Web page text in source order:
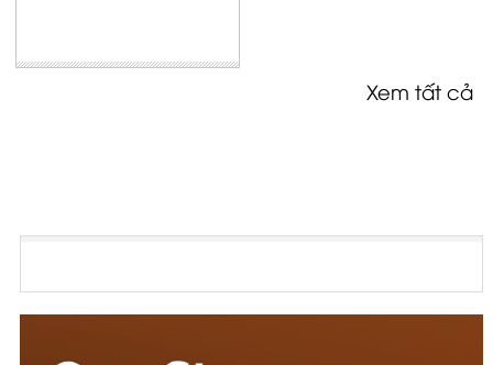
Xem tất cả